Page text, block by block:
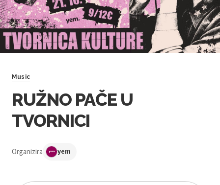
Music
RUŽNO PAČE U
TVORNICI
Organizira yem